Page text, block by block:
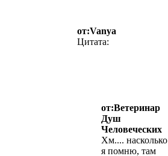
от:Vanya
Цитата:
от:Ветеринар
Душ
Человеческих
Хм.... насколько
я помню, там